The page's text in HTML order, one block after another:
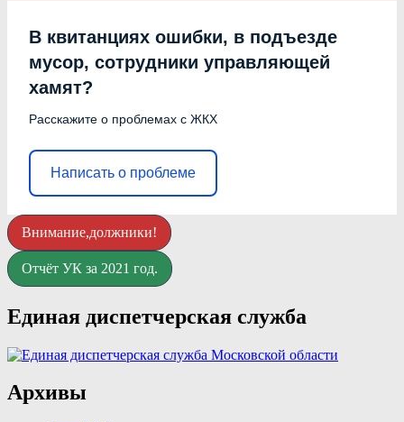
В квитанциях ошибки, в подъезде
мусор, сотрудники управляющей
хамят?
Расскажите о проблемах с ЖКХ
Написать о проблеме
Внимание,должники!
Отчёт УК за 2021 год.
Единая диспетчерская служба
Архивы